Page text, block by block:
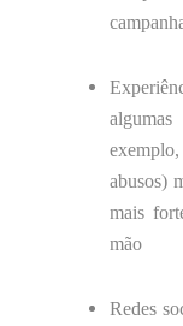
abusos)
mais
mão
Redes